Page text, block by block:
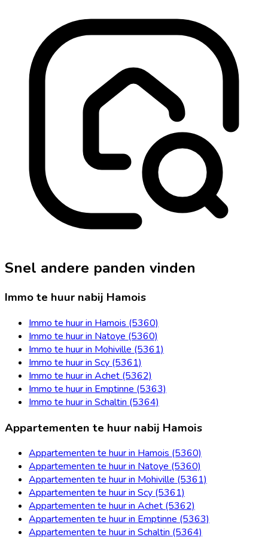
Snel andere panden vinden
Immo te huur nabij Hamois
Immo te huur in Hamois (5360)
Immo te huur in Natoye (5360)
Immo te huur in Mohiville (5361)
Immo te huur in Scy (5361)
Immo te huur in Achet (5362)
Immo te huur in Emptinne (5363)
Immo te huur in Schaltin (5364)
Appartementen te huur nabij Hamois
Appartementen te huur in Hamois (5360)
Appartementen te huur in Natoye (5360)
Appartementen te huur in Mohiville (5361)
Appartementen te huur in Scy (5361)
Appartementen te huur in Achet (5362)
Appartementen te huur in Emptinne (5363)
Appartementen te huur in Schaltin (5364)